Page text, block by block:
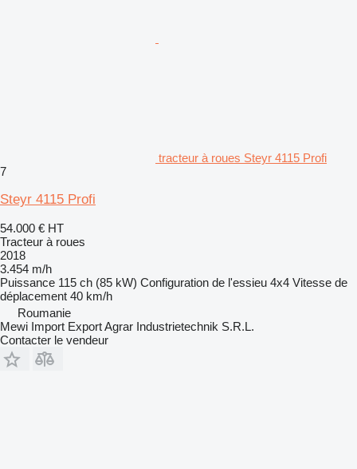
tracteur à roues Steyr 4115 Profi
7
Steyr 4115 Profi
54.000 € HT
Tracteur à roues
2018
3.454 m/h
Puissance 115 ch (85 kW) Configuration de l'essieu 4x4 Vitesse de
déplacement 40 km/h
Roumanie
Mewi Import Export Agrar Industrietechnik S.R.L.
Contacter le vendeur